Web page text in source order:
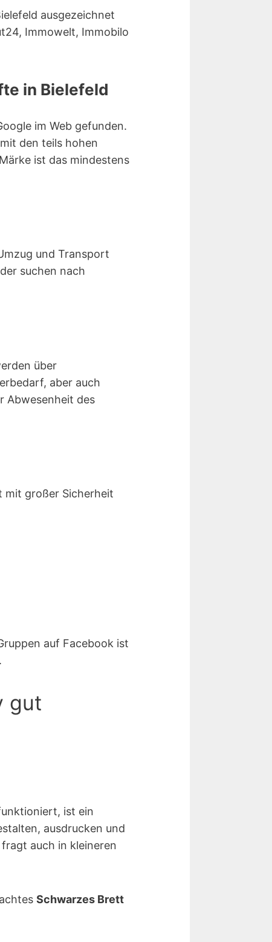
ausgezeichnet
Immowelt, Immobilo
in Bielefeld
im Web gefunden.
den teils hohen
ist das mindestens
und Transport
suchen nach
über
aber auch
Abwesenheit des
mit großer Sicherheit
auf Facebook ist
gut
ist ein
ausdrucken und
auch in kleineren
Schwarzes Brett